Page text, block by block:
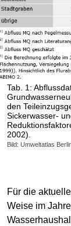
Tab. 1:
den
Sickerwasser-
2002).
Bild: Umweltatlas
Für die
Weise im